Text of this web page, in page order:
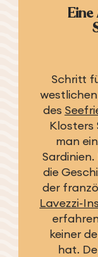
Schritt
des
Klosters
man
die
der
Lavezzi-
keiner
hat.